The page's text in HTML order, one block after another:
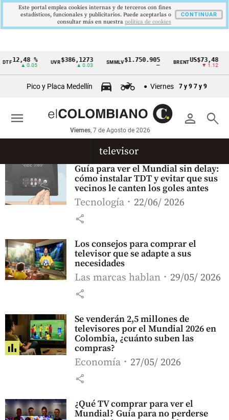
Cintillo
económicos
Colombia
12,48 %
▲ 0.05
UVR$386,1273
▲ 0.03
SMMLV $1.750.905 BRENTUS$73,48
▼ 1.12
Pico y Placa Medellín Viernes 7 y 9 7 y 9
person search
Viernes, 7 de Agosto de 2026
menu
televisor
Guía para ver el Mundial sin delay:
cómo instalar TDT y evitar que sus
vecinos le canten los goles antes
Tecnología 22/06/ 2026
share
Los consejos para comprar el
televisor que se adapte a sus
necesidades
Las marcas hablan 29/05/ 2026
share
Se venderán 2,5 millones de
televisores por el Mundial 2026 en
Colombia, ¿cuánto suben las
compras?
Economía 27/05/ 2026
share
¿Qué TV comprar para ver el
Mundial? Guía para no perderse
Este portal emplea cookies internas y de terceros con fines
estadísticos, funcionales y publicitarios. Puede aceptarlas o
consultar más en nuestra politica de cookies
CONTINUAR